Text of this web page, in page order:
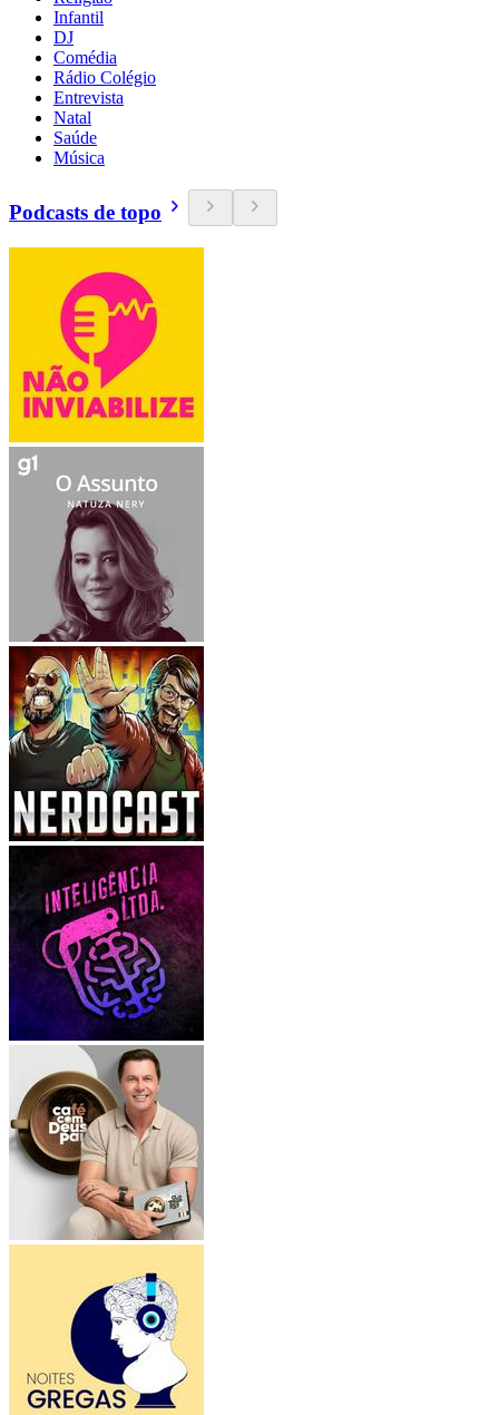
Infantil
DJ
Comédia
Rádio Colégio
Entrevista
Natal
Saúde
Música
Podcasts de topo